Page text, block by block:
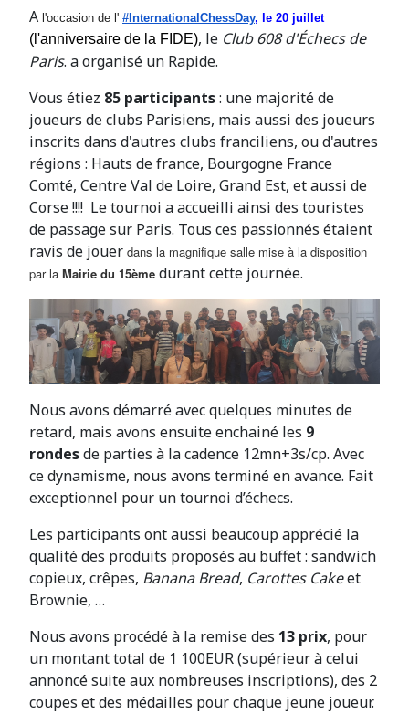
A l'occasion de l' #InternationalChessDay, le 20 juillet
(l'anniversaire de la FIDE), le Club 608 d'Échecs de
Paris. a organisé un Rapide.
Vous étiez 85 participants: une majorité de
joueurs de clubs Parisiens, mais aussi des joueurs
inscrits dans d'autres clubs franciliens, ou d'autres
régions : Hauts de france, Bourgogne France
Comté, Centre Val de Loire, Grand Est, et aussi de
Corse !!!! Le tournoi a accueilli ainsi des touristes
de passage sur Paris. Tous ces passionnés étaient
ravis de jouer dans la magnifique salle mise à la disposition
par la Mairie du 15ème durant cette journée.
Nous avons démarré avec quelques minutes de
retard, mais avons ensuite enchainé les 9
rondesde parties à la cadence 12mn+3s/cp. Avec
ce dynamisme, nous avons terminé en avance. Fait
exceptionnel pour un tournoi d’échecs.
Les participants ont aussi beaucoup apprécié la
qualité des produits proposés au buffet : sandwich
copieux, crêpes, Banana Bread, Carottes Cakeet
Brownie, …
Nous avons procédé à la remise des 13 prix, pour
un montant total de 1 100EUR (supérieur à celui
annoncé suite aux nombreuses inscriptions), des 2
coupes et des médailles pour chaque jeune joueur.